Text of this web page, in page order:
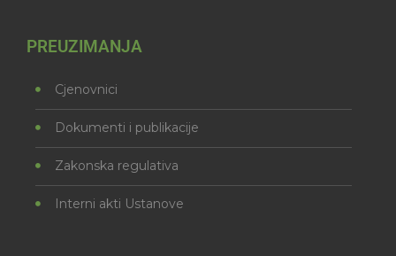
PREUZIMANJA
Cjenovnici
Dokumenti i publikacije
Zakonska regulativa
Interni akti Ustanove